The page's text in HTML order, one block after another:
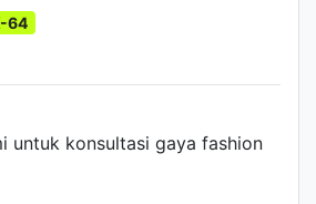
64
untuk konsultasi gaya fashion